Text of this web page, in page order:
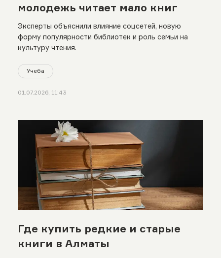
молодежь читает мало книг
Эксперты объяснили влияние соцсетей, новую
форму популярности библиотек и роль семьи на
культуру чтения.
Учеба
01.07.2026, 11:43
Где купить редкие и старые
книги в Алматы